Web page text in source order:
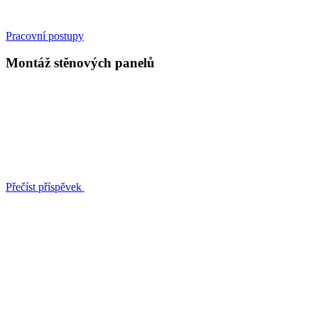
Pracovní postupy
Montáž stěnových panelů
Přečíst příspěvek